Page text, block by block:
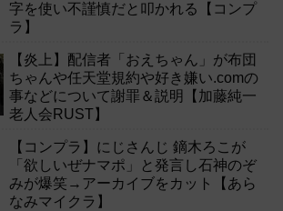
字を使い不謹慎だと叩かれる【コンプ
ラ】
【炎上】配信者「おえちゃん」が布団
ちゃんや任天堂規約や好き嫌い.comの
事などについて謝罪＆説明【加藤純一
老人会RUST】
【コンプラ】にじさんじ 鏑木ろこが
「欲しいぜナマポ」と発言し石神のぞ
みが爆笑→アーカイブをカット【あら
なみマイクラ】